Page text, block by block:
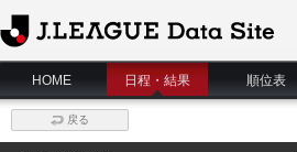
J.League Data Site
HOME
日程・結果 順位表
戻る